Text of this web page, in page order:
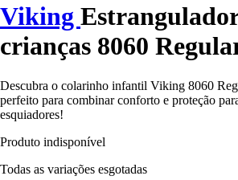
Viking
crianças 8060
Descubra o colarinho infantil Viking 8060
perfeito para combinar conforto e proteção
esquiadores!
Produto indisponível
Todas as variações esgotadas